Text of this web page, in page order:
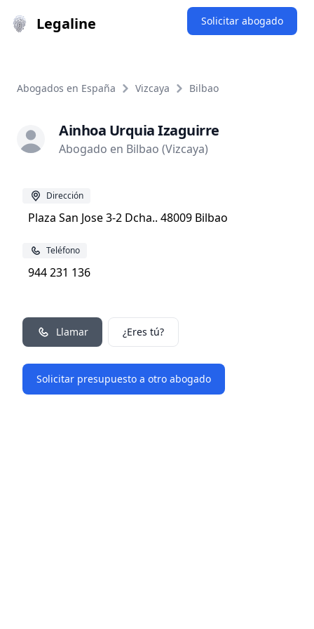
Legaline Solicitar abogado
Abogados en España Vizcaya Bilbao
Ainhoa Urquia Izaguirre
Abogado en Bilbao (Vizcaya)
Dirección
Plaza San Jose 3-2 Dcha.. 48009 Bilbao
Teléfono
944 231 136
Llamar ¿Eres tú?
Solicitar presupuesto a otro abogado